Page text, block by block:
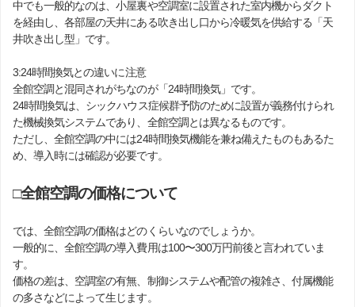
中でも一般的なのは、小屋裏や空調室に設置された室内機からダクト
を経由し、各部屋の天井にある吹き出し口から冷暖気を供給する「天
井吹き出し型」です。
3:24時間換気との違いに注意
全館空調と混同されがちなのが「24時間換気」です。
24時間換気は、シックハウス症候群予防のために設置が義務付けられ
た機械換気システムであり、全館空調とは異なるものです。
ただし、全館空調の中には24時間換気機能を兼ね備えたものもあるた
め、導入時には確認が必要です。
□全館空調の価格について
では、全館空調の価格はどのくらいなのでしょうか。
一般的に、全館空調の導入費用は100〜300万円前後と言われていま
す。
価格の差は、空調室の有無、制御システムや配管の複雑さ、付属機能
の多さなどによって生じます。